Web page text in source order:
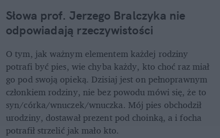
Słowa prof. Jerzego Bralczyka nie
odpowiadają rzeczywistości
O tym, jak ważnym elementem każdej rodziny
potrafi być pies, wie chyba każdy, kto choć raz miał
go pod swoją opieką. Dzisiaj jest on pełnoprawnym
członkiem rodziny, nie bez powodu mówi się, że to
syn/córka/wnuczek/wnuczka. Mój pies obchodził
urodziny, dostawał prezent pod choinką, a i focha
potrafił strzelić jak mało kto.